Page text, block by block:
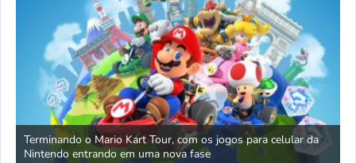
Terminando o Mario Kart Tour, com os jogos para celular da
Nintendo entrando em uma nova fase